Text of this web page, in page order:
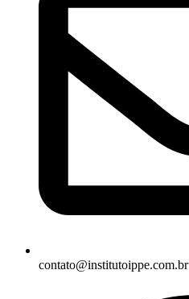
contato@institutoippe.com.br